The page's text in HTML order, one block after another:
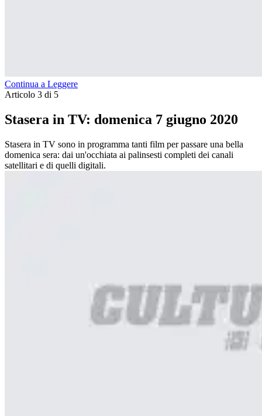
Continua a Leggere
Articolo 3 di 5
Stasera in TV: domenica 7 giugno 2020
Stasera in TV sono in programma tanti film per passare una bella
domenica sera: dai un'occhiata ai palinsesti completi dei canali
satellitari e di quelli digitali.